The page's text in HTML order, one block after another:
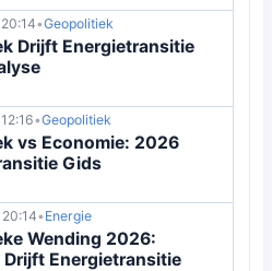
•Geopolitiek
Drijft Energietransitie
•Geopolitiek
vs Economie: 2026
Gids
• Energie
Wending 2026:
Drijft Energietransitie